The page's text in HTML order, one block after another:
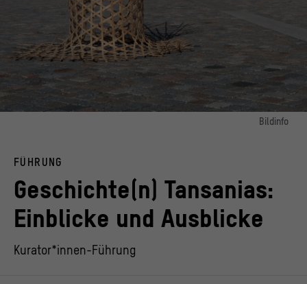
Bildinfo
© Studio Gründer Kirfel, Foto: Michael Degener
FÜHRUNG
Geschichte(n) Tansanias:
Einblicke und Ausblicke
Kurator*innen-Führung